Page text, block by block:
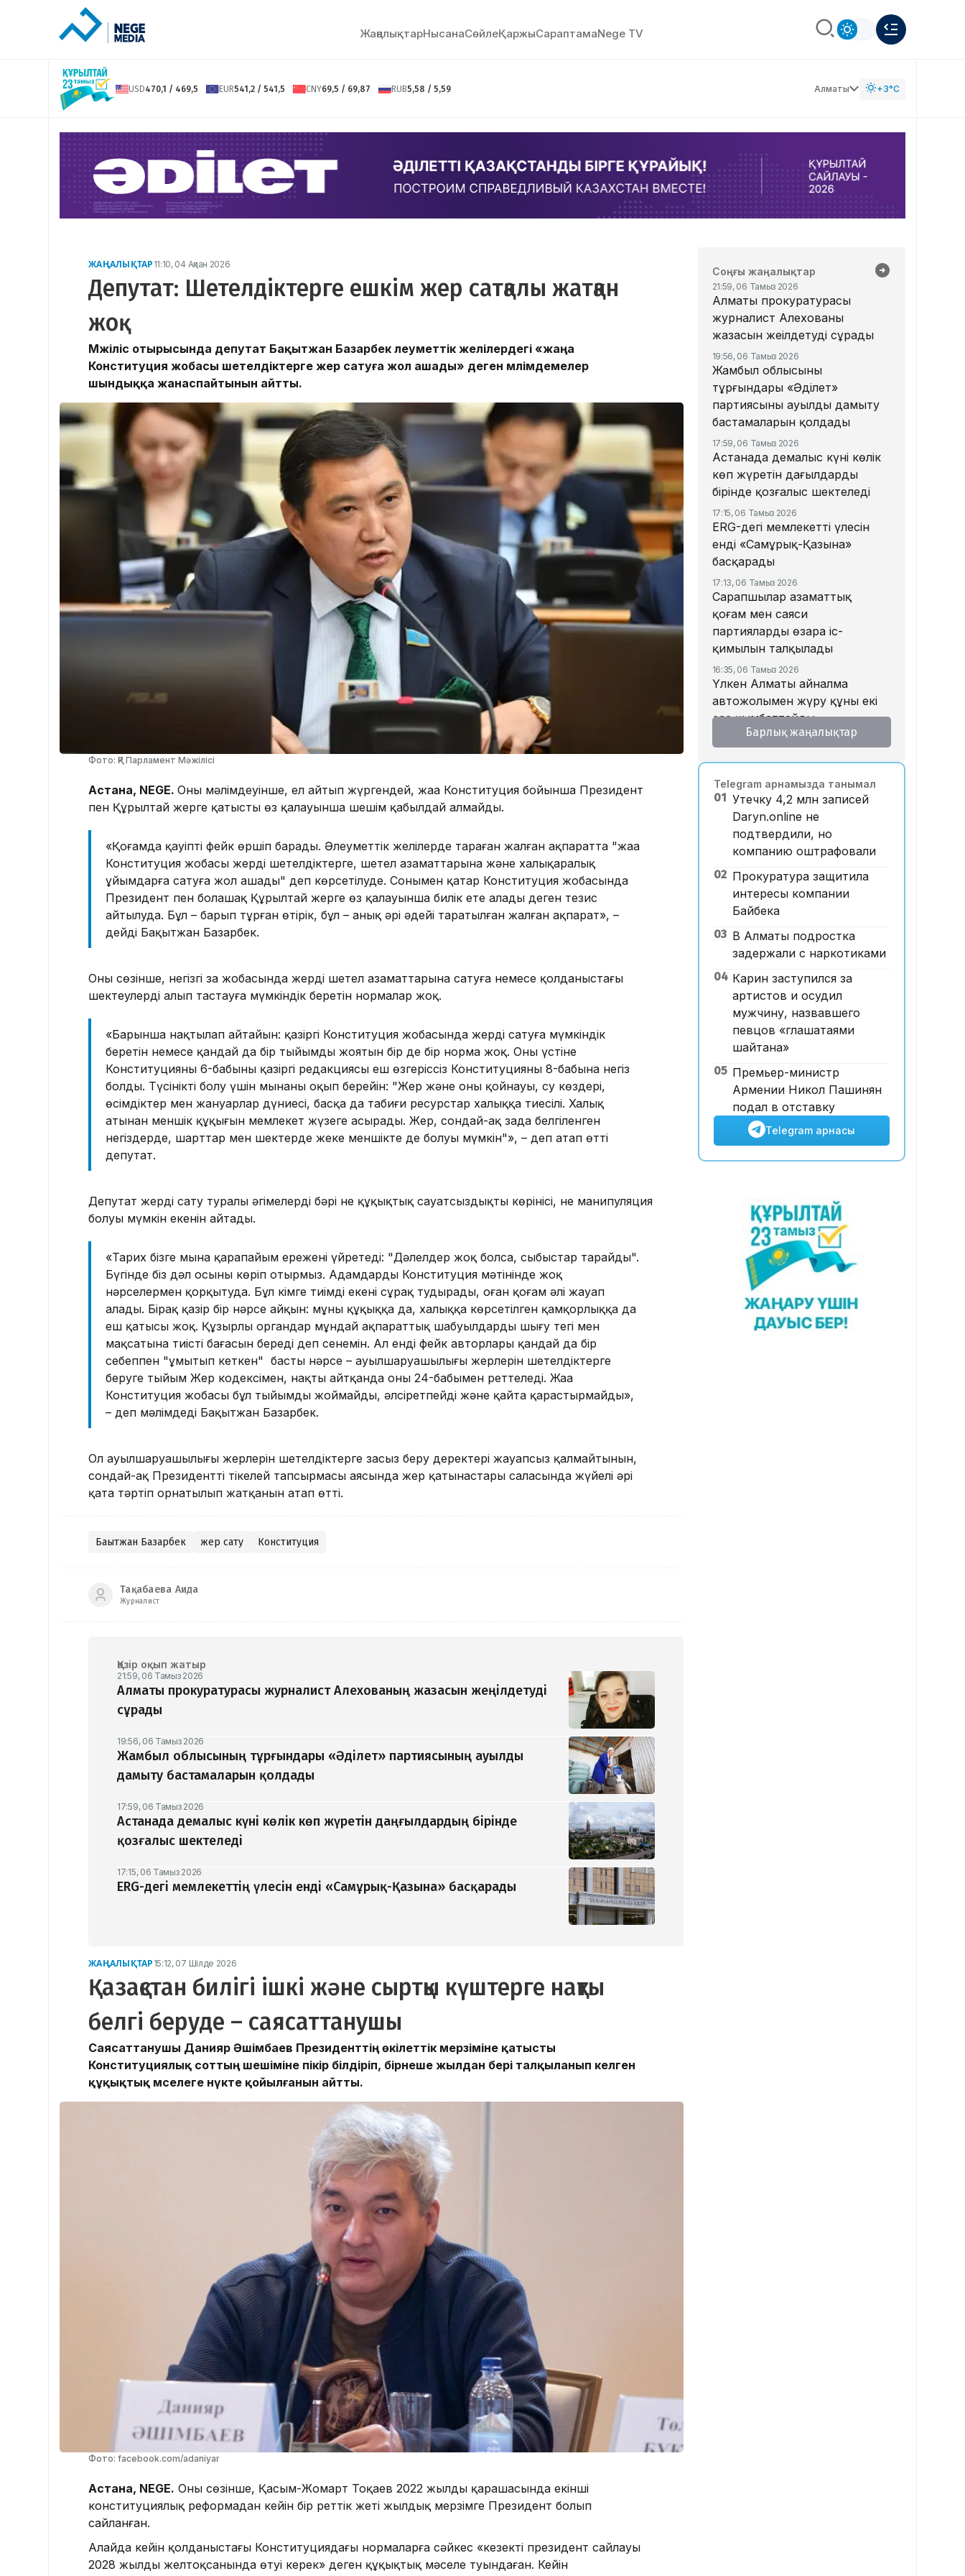
ЖаңалықтарНысанаСөйлeҚаржыСараптамаNege TV
USD470,1 / 469,5 EUR541,2 / 541,5 CNY69,5 / 69,87 RUB5,58 / 5,59 Алматы +3°C
ЖАҢАЛЫҚТАР 11:10, 04 Ақпан 2026
Депутат: Шетелдіктерге ешкім жер сатқалы жатқан
жоқ
Мәжіліс отырысында депутат Бақытжан Базарбек әлеуметтік желілердегі «жаңа
Конституция жобасы шетелдіктерге жер сатуға жол ашады» деген мәлімдемелер
шындыққа жанаспайтынын айтты.
Фото: ҚР Парламент Мәжілісі
Астана, NEGE. Оның мәлімдеуінше, ел айтып жүргендей, жаңа Конституция бойынша Президент
пен Құрылтай жерге қатысты өз қалауынша шешім қабылдай алмайды.
«Қоғамда қауіпті фейк өршіп барады. Әлеуметтік желілерде тараған жалған ақпаратта "жаңа
Конституция жобасы жерді шетелдіктерге, шетел азаматтарына және халықаралық
ұйымдарға сатуға жол ашады" деп көрсетілуде. Сонымен қатар Конституция жобасында
Президент пен болашақ Құрылтай жерге өз қалауынша билік ете алады деген тезис
айтылуда. Бұл – барып тұрған өтірік, бұл – анық әрі әдейі таратылған жалған ақпарат», –
дейді Бақытжан Базарбек.
Оның сөзінше, негізгі заң жобасында жерді шетел азаматтарына сатуға немесе қолданыстағы
шектеулерді алып тастауға мүмкіндік беретін нормалар жоқ.
«Барынша нақтылап айтайын: қазіргі Конституция жобасында жерді сатуға мүмкіндік
беретін немесе қандай да бір тыйымды жоятын бір де бір норма жоқ. Оның үстіне
Конституцияның 6-бабының қазіргі редакциясы еш өзгеріссіз Конституцияның 8-бабына негіз
болды. Түсінікті болу үшін мынаны оқып берейін: "Жер және оның қойнауы, су көздері,
өсімдіктер мен жануарлар дүниесі, басқа да табиғи ресурстар халыққа тиесілі. Халық
атынан меншік құқығын мемлекет жүзеге асырады. Жер, сондай-ақ заңда белгіленген
негіздерде, шарттар мен шектерде жеке меншікте де болуы мүмкін"», – деп атап өтті
депутат.
Депутат жерді сату туралы әңгімелердің бәрі не құқықтық сауатсыздықтың көрінісі, не манипуляция
болуы мүмкін екенін айтады.
«Тарих бізге мына қарапайым ережені үйретеді: "Дәлелдер жоқ болса, сыбыстар тарайды".
Бүгінде біз дәл осыны көріп отырмыз. Адамдарды Конституция мәтінінде жоқ
нәрселермен қорқытуда. Бұл кімге тиімді екені сұрақ тудырады, оған қоғам әлі жауап
алады. Бірақ қазір бір нәрсе айқын: мұның құқыққа да, халыққа көрсетілген қамқорлыққа да
еш қатысы жоқ. Құзырлы органдар мұндай ақпараттық шабуылдардың шығу тегі мен
мақсатына тиісті бағасын береді деп сенемін. Ал енді фейк авторлары қандай да бір
себеппен "ұмытып кеткен" басты нәрсе – ауылшаруашылығы жерлерін шетелдіктерге
беруге тыйым Жер кодексімен, нақты айтқанда оның 24-бабымен реттеледі. Жаңа
Конституция жобасы бұл тыйымды жоймайды, әлсіретпейді және қайта қарастырмайды»,
– деп мәлімдеді Бақытжан Базарбек.
Ол ауылшаруашылығы жерлерін шетелдіктерге заңсыз беру деректері жауапсыз қалмайтынын,
сондай-ақ Президенттің тікелей тапсырмасы аясында жер қатынастары саласында жүйелі әрі
қатаң тәртіп орнатылып жатқанын атап өтті.
Бақытжан Базарбек жер сату Конституция
Тақабаева Аида
Журналист
Қазір оқып жатыр
21:59, 06 Тамыз 2026
Алматы прокуратурасы журналист Алехованың жазасын жеңілдетуді
сұрады
19:56, 06 Тамыз 2026
Жамбыл облысының тұрғындары «Әділет» партиясының ауылды
дамыту бастамаларын қолдады
17:59, 06 Тамыз 2026
Астанада демалыс күні көлік көп жүретін даңғылдардың бірінде
қозғалыс шектеледі
17:15, 06 Тамыз 2026
ERG-дегі мемлекеттің үлесін енді «Самұрық-Қазына» басқарады
ЖАҢАЛЫҚТАР 15:12, 07 Шілде 2026
Қазақстан билігі ішкі және сыртқы күштерге нақты
белгі беруде – саясаттанушы
Саясаттанушы Данияр Әшімбаев Президенттің өкілеттік мерзіміне қатысты
Конституциялық соттың шешіміне пікір білдіріп, бірнеше жылдан бері талқыланып келген
құқықтық мәселеге нүкте қойылғанын айтты.
Фото: facebook.com/adaniyar
Астана, NEGE. Оның сөзінше, Қасым-Жомарт Тоқаев 2022 жылдың қарашасында екінші
конституциялық реформадан кейін бір реттік жеті жылдық мерзімге Президент болып
сайланған.
Алайда кейін қолданыстағы Конституциядағы нормаларға сәйкес «кезекті президент сайлауы
2028 жылдың желтоқсанында өтуі керек» деген құқықтық мәселе туындаған. Кейін
Соңғы жаңалықтар
21:59, 06 Тамыз 2026
Алматы прокуратурасы
журналист Алехованың
жазасын жеңілдетуді сұрады
19:56, 06 Тамыз 2026
Жамбыл облысының
тұрғындары «Әділет»
партиясының ауылды дамыту
бастамаларын қолдады
17:59, 06 Тамыз 2026
Астанада демалыс күні көлік
көп жүретін даңғылдардың
бірінде қозғалыс шектеледі
17:15, 06 Тамыз 2026
ERG-дегі мемлекеттің үлесін
енді «Самұрық-Қазына»
басқарады
17:13, 06 Тамыз 2026
Сарапшылар азаматтық
қоғам мен саяси
партиялардың өзара іс-
қимылын талқылады
16:35, 06 Тамыз 2026
Үлкен Алматы айналма
автожолымен жүру құны екі
есе қымбаттайды
16:32, 06 Тамыз 2026
мәнін түсіндірді
16:26, 06 Тамыз 2026
«Уахабист емеспін»: Бекболат
Тілеухан діни ұстанымына
қатысты жауап берді
14:52, 06 Тамыз 2026
Қазақстанда 2 млн теңге
жалақы қай саланың
мамандарына ұсынылады?
14:05, 06 Тамыз 2026
Астанада жолаушы мінген
ұшқышсыз әуе таксиі алғаш
рет көкке көтерілді
Барлық жаңалықтар
Telegram арнамызда танымал
01 Утечку 4,2 млн записей
Daryn.online не
подтвердили, но
компанию оштрафовали
02 Прокуратура защитила
интересы компании
Байбека
03 В Алматы подростка
задержали с наркотиками
04 Карин заступился за
артистов и осудил
мужчину, назвавшего
певцов «глашатаями
шайтана»
05 Премьер-министр
Армении Никол Пашинян
подал в отставку
Telegram арнасы